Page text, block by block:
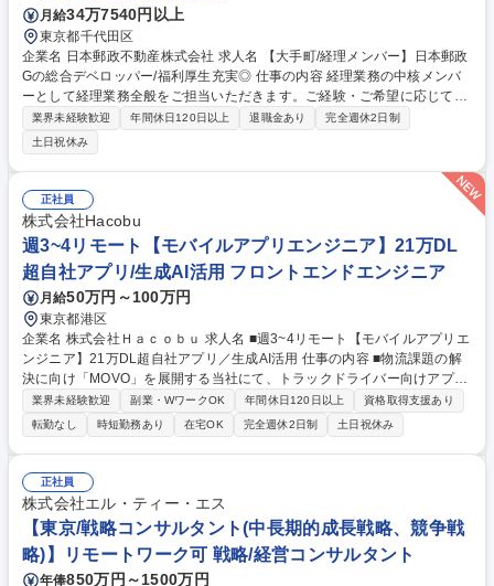
月給34万7540円以上
東京都千代田区
企業名 日本郵政不動産株式会社 求人名 【大手町/経理メンバー】日本郵政
Gの総合デベロッパー/福利厚生充実◎ 仕事の内容 経理業務の中核メンバ
ーとして経理業務全般をご担当いただきます。ご経験・ご希望に応じて、
ゆくゆくは経営企画関連の業務もお任せします。 【業務例】※日次業務か
ら幅広くお任せする予定です ■伝票処理、請求書発行、支払処理、経費精
算業務、入出金管理 ■決算業務、税務業務 募集職種 【大手町/経理メンバ
ー】日本郵政Gの総合デベロッパー/福利厚生充実◎
業界未経験歓迎 年間休日120日以上 退職金あり
完全週休2日制
土日祝休み
正社員
株式会社Hacobu
週3~4リモート【モバイルアプリエンジニア】21万DL
超自社アプリ/生成AI活用 フロントエンドエンジニア
月給50万円～100万円
東京都港区
企業名 株式会社Ｈａｃｏｂｕ 求人名 ■週3~4リモート【モバイルアプリエ
ンジニア】21万DL超自社アプリ／生成AI活用 仕事の内容 ■物流課題の解
決に向け「MOVO」を展開する当社にて、トラックドライバー向けアプリ
「MOVO Driver」のモバイルアプリエンジニアをご担当。アーキテクチャ
設計からUI/UX改善まで一貫してご主導いただきます。 【詳細】■React N
ative / TypeScriptを用いたアプリのアーキテクチャ設計・選定 ■UI/UXの
再実装およびパフォーマンス最適化 ■デザイナーやPdMと連携したUX改
善提案 ■他プロダクトとのデータ統合に向けたAPI連携推進 【仕事の魅
力】少人数体制のため意思決定から実装・検証まで高速で回せます。全社
で生成AIツール（Devin/Cursor等）を標準導入しており、最先端の開発環
境で生産性高く業務に取り組めます。 募集職種 ■週3~4リモート【モバイ
ルアプリエンジニア】21万DL超自社アプリ／生成AI活用
業界未経験歓迎 副業・WワークOK 年間休日120日以上
資格取得支援あり
転勤なし
時短勤務あり 在宅OK 完全週休2日制 土日祝休み
正社員
株式会社エル・ティー・エス
【東京/戦略コンサルタント(中長期的成長戦略、競争戦
略)】リモートワーク可 戦略/経営コンサルタント
年俸850万円～1500万円